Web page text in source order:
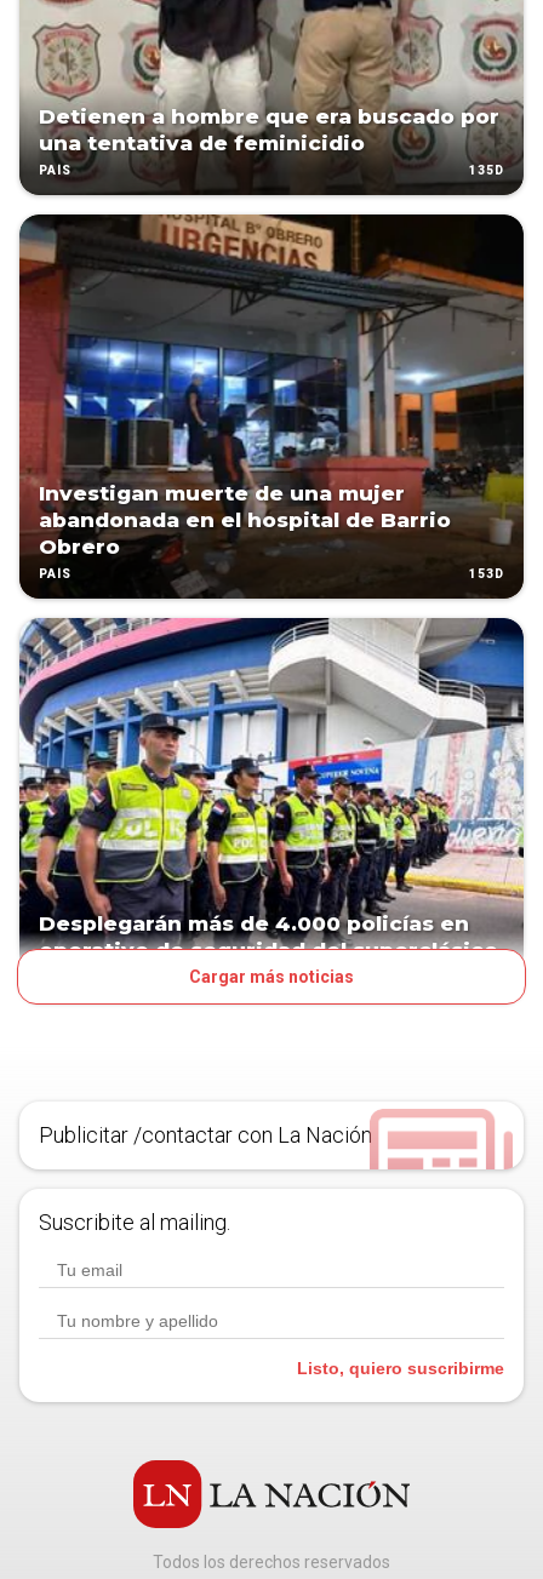
Detienen a hombre que era buscado por
una tentativa de feminicidio
PAÍS 135D
Investigan muerte de una mujer
abandonada en el hospital de Barrio
Obrero
PAÍS 153D
Desplegarán más de 4.000 policías en
operativo de seguridad del superclásico
Cargar más noticias
Publicitar /contactar con La Nación
Suscribite al mailing.
Listo, quiero suscribirme
Todos los derechos reservados